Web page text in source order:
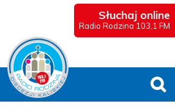
Słuchaj online
Radio Rodzina 103,1 FM